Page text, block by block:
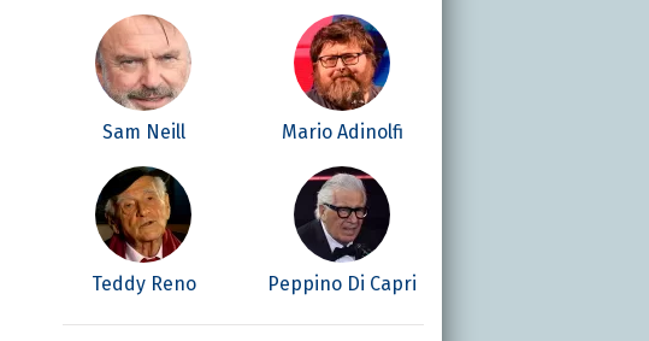
Sam Neill Mario Adinolfi
Teddy Reno Peppino Di Capri